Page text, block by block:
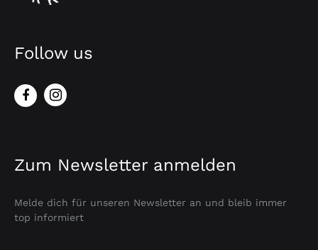
Follow us
Zum Newsletter anmelden
Melde dich für unseren Newsletter an und bleib immer
top informiert